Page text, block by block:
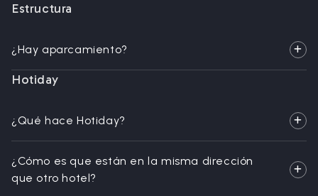
Estructura
¿Hay aparcamiento?
Hotiday
¿Qué hace Hotiday?
¿Cómo es que están en la misma dirección
que otro hotel?